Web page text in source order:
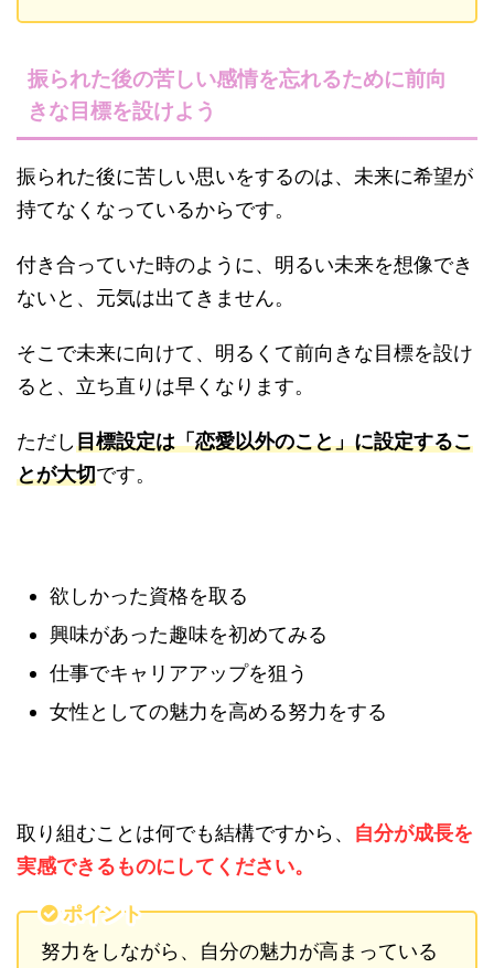
振られた後の苦しい感情を忘れるために前向
きな目標を設けよう
振られた後に苦しい思いをするのは、未来に希望が
持てなくなっているからです。
付き合っていた時のように、明るい未来を想像でき
ないと、元気は出てきません。
そこで未来に向けて、明るくて前向きな目標を設け
ると、立ち直りは早くなります。
ただし目標設定は「恋愛以外のこと」に設定するこ
とが大切です。
欲しかった資格を取る
興味があった趣味を初めてみる
仕事でキャリアアップを狙う
女性としての魅力を高める努力をする
取り組むことは何でも結構ですから、 自分が成長を
実感できるものにしてください。
ポイント
努力をしながら、自分の魅力が高まっている